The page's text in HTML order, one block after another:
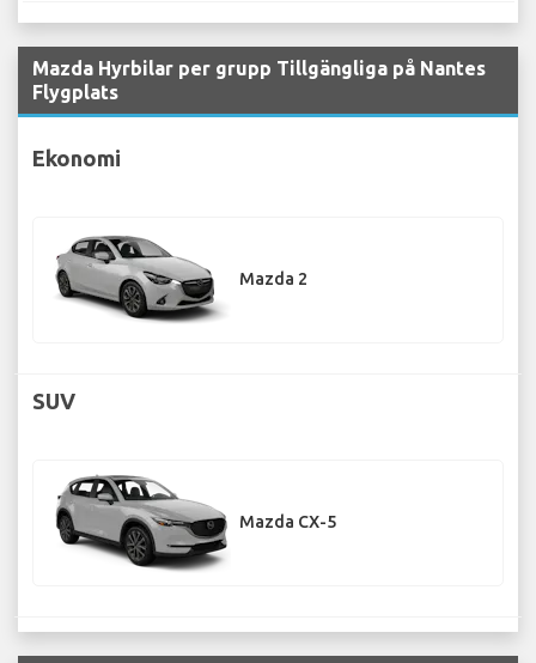
Mazda Hyrbilar per grupp Tillgängliga på Nantes
Flygplats
Ekonomi
Mazda 2
SUV
Mazda CX-5